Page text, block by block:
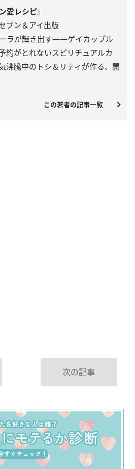
愛レシピ』
ブン＆アイ出版
ラが輝き出す――ゲイカップル
約がとれないスピリチュアルカ
沸騰中のトシ＆リティが作る、開
この著者の記事一覧
次の記事